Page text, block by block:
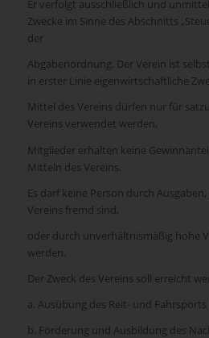
Er verfolgt ausschließlich und
Zwecke im Sinne des Abschnitts
der
Abgabenordnung. Der Verein ist
in erster Linie eigenwirtschaftliche
Mittel des Vereins dürfen nur für
Vereins verwendet werden.
Mitglieder erhalten keine
Mitteln des Vereins.
Es darf keine Person durch
Vereins fremd sind,
oder durch unverhältnismäßig hohe
werden.
Der Zweck des Vereins soll erreicht
a. Ausübung des Reit- und
b. Förderung und Ausbildung des